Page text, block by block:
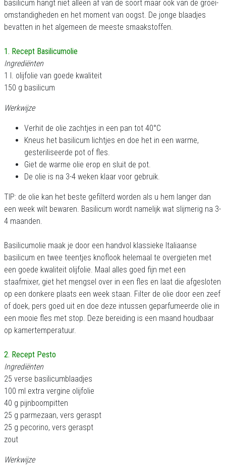
basilicum hangt niet alleen af van de soort maar ook van de groei-
omstandigheden en het moment van oogst. De jonge blaadjes
bevatten in het algemeen de meeste smaakstoffen.
1. Recept Basilicumolie
Ingrediënten
1 l. olijfolie van goede kwaliteit
150 g basilicum
Werkwijze
Verhit de olie zachtjes in een pan tot 40°C
Kneus het basilicum lichtjes en doe het in een warme,
gesteriliseerde pot of fles.
Giet de warme olie erop en sluit de pot.
De olie is na 3-4 weken klaar voor gebruik.
TIP: de olie kan het beste gefilterd worden als u hem langer dan
een week wilt bewaren. Basilicum wordt namelijk wat slijmerig na 3-
4 maanden.
Basilicumolie maak je door een handvol klassieke Italiaanse
basilicum en twee teentjes knoflook helemaal te overgieten met
een goede kwaliteit olijfolie. Maal alles goed fijn met een
staafmixer, giet het mengsel over in een fles en laat die afgesloten
op een donkere plaats een week staan. Filter de olie door een zeef
of doek, pers goed uit en doe deze intussen geparfumeerde olie in
een mooie fles met stop. Deze bereiding is een maand houdbaar
op kamertemperatuur.
2. Recept Pesto
Ingrediënten
25 verse basilicumblaadjes
100 ml extra vergine olijfolie
40 g pijnboompitten
25 g parmezaan, vers geraspt
25 g pecorino, vers geraspt
zout
Werkwijze